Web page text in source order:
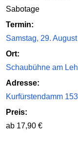
Sabotage
Termin:
Samstag, 29.
Ort:
Schaubühne am
Adresse:
Kurfürstendamm
Preis:
ab 17,90 €